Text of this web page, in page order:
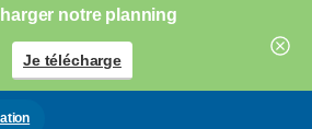
notre planning
Je télécharge